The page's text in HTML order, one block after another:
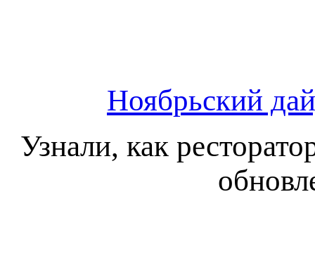
Ноябрьский
Узнали, как